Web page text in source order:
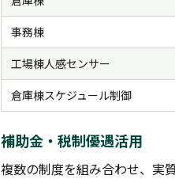
事務棟
工場棟人感センサー
倉庫棟スケジュール制御
補助金・税制優遇活用
複数の制度を組み合わせ、実